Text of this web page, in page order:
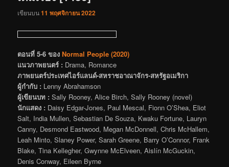
เขียนบน11 พฤศจิกายน 2022
ตอนที่ 5-6 ของ Normal People (2020)
แนวภาพยนตร์ : Drama, Romance
ภาพยนตร์ประเทศไอร์แลนด์-สหราชอาณาจักร-สหรัฐอเมริกา
ผู้กำกับ : Lenny Abrahamson
ผู้เขียนบท : Sally Rooney, Alice Birch, Sally Rooney (novel)
นักแสดง : Daisy Edgar-Jones, Paul Mescal, Fionn O’Shea, Eliot
Salt, India Mullen, Sebastian De Souza, Kwaku Fortune, Lauryn
Canny, Desmond Eastwood, Megan McDonnell, Chris McHallem,
Leah Minto, Slaney Power, Sarah Greene, Barry O’Connor, Frank
Blake, Tina Kellegher, Gwynne McElveen, Aislín McGuckin,
Denis Conway, Eileen Byrne